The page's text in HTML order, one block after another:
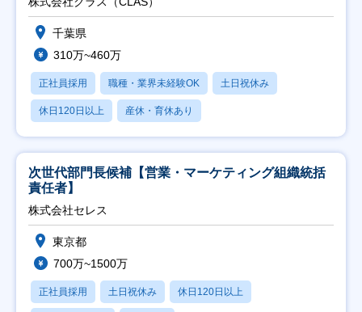
千葉県
310万~460万
正社員採用 職種・業界未経験OK 土日祝休み
休日120日以上 産休・育休あり
次世代部門長候補【営業・マーケティング組織統括
責任者】
株式会社セレス
東京都
700万~1500万
正社員採用 土日祝休み 休日120日以上